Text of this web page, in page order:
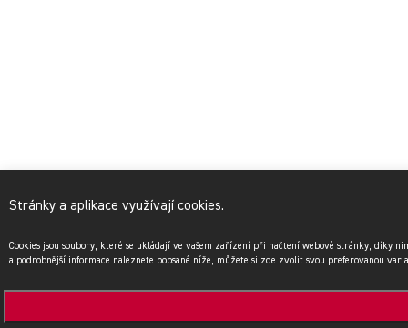
Stránky a aplikace využívají cookies.
Cookies jsou soubory, které se ukládají ve vašem zařízení při načtení webové stránky, díky
a podrobnější informace naleznete popsané níže, můžete si zde zvolit svou preferovanou